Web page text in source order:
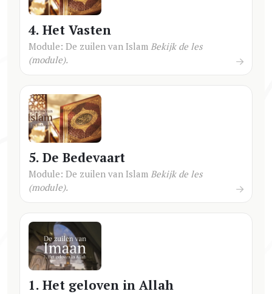
4. Het Vasten
Module: De zuilen van Islam Bekijk de les
(module).
5. De Bedevaart
Module: De zuilen van Islam Bekijk de les
(module).
1. Het geloven in Allah